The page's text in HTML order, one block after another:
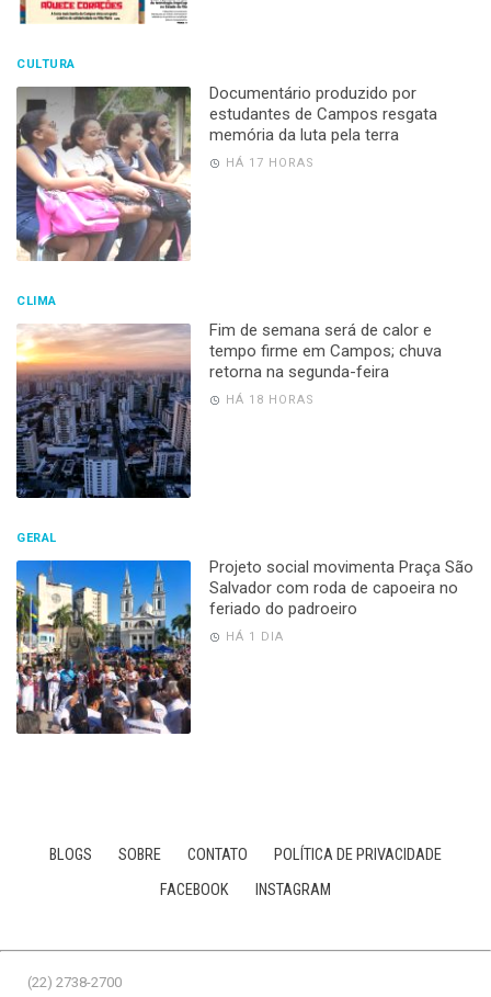
CULTURA
Documentário produzido por
estudantes de Campos resgata
memória da luta pela terra
HÁ 17 HORAS
CLIMA
Fim de semana será de calor e
tempo firme em Campos; chuva
retorna na segunda-feira
HÁ 18 HORAS
GERAL
Projeto social movimenta Praça São
Salvador com roda de capoeira no
feriado do padroeiro
HÁ 1 DIA
BLOGS SOBRE CONTATO
POLÍTICA DE PRIVACIDADE
FACEBOOK
INSTAGRAM
(22) 2738-2700